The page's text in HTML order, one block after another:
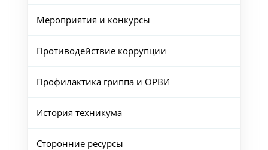
Мероприятия и конкурсы
Противодействие коррупции
Профилактика гриппа и ОРВИ
История техникума
Сторонние ресурсы